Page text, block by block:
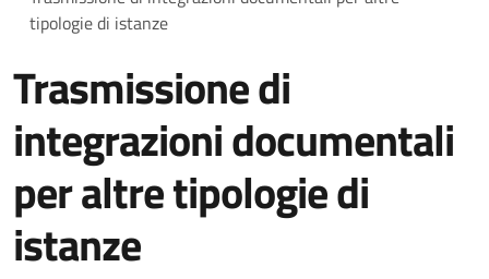
tipologie di istanze
Trasmissione di
integrazioni documentali
per altre tipologie di
istanze